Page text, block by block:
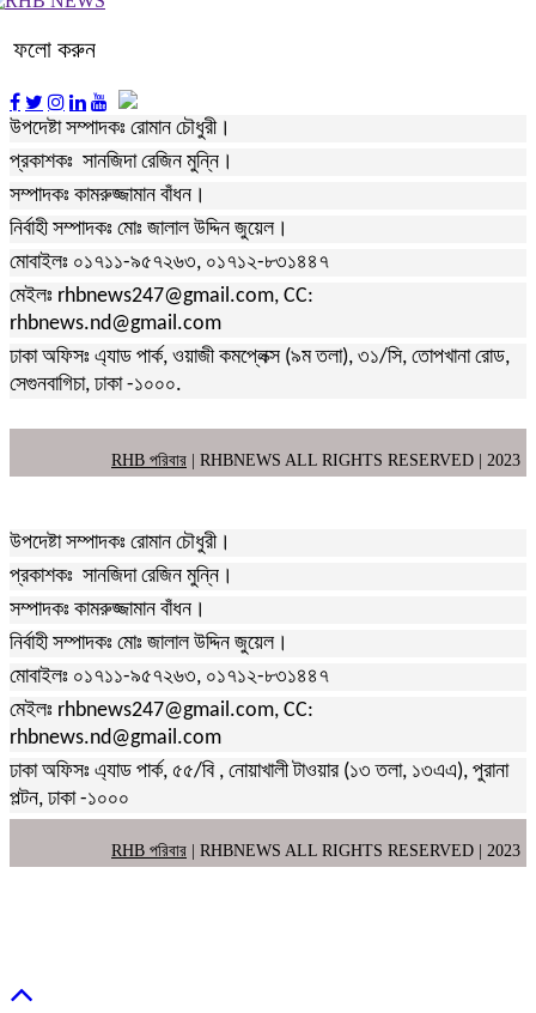
ফলো করুন
উপদেষ্টা সম্পাদকঃ রোমান চৌধুরী।
প্রকাশকঃ সানজিদা রেজিন মুন্নি।
সম্পাদকঃ কামরুজ্জামান বাঁধন।
নির্বাহী সম্পাদকঃ মোঃ জালাল উদ্দিন জুয়েল।
মোবাইলঃ ০১৭১১-৯৫৭২৬৩, ০১৭১২-৮৩১৪৪৭
মেইলঃ rhbnews247@gmail.com, CC:
rhbnews.nd@gmail.com
ঢাকা অফিসঃ এ্যাড পার্ক, ওয়াজী কমপ্লেক্স (৯ম তলা), ৩১/সি, তোপখানা রোড,
সেগুনবাগিচা, ঢাকা -১০০০.
RHB পরিবার | RHBNEWS ALL RIGHTS RESERVED | 2023
উপদেষ্টা সম্পাদকঃ রোমান চৌধুরী।
প্রকাশকঃ সানজিদা রেজিন মুন্নি।
সম্পাদকঃ কামরুজ্জামান বাঁধন।
নির্বাহী সম্পাদকঃ মোঃ জালাল উদ্দিন জুয়েল।
মোবাইলঃ ০১৭১১-৯৫৭২৬৩, ০১৭১২-৮৩১৪৪৭
মেইলঃ rhbnews247@gmail.com, CC:
rhbnews.nd@gmail.com
ঢাকা অফিসঃ এ্যাড পার্ক, ৫৫/বি , নোয়াখালী টাওয়ার (১৩ তলা, ১৩এএ), পুরানা
পল্টন, ঢাকা -১০০০
RHB পরিবার | RHBNEWS ALL RIGHTS RESERVED | 2023